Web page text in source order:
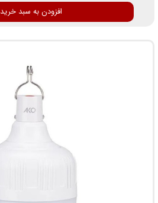
افزودن به سبد خرید